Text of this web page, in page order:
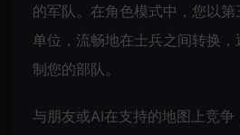
的军队。在角色模式中，您以
单位，流畅地在士兵之间转换
制您的部队。
与朋友或AI在支持的地图上竞